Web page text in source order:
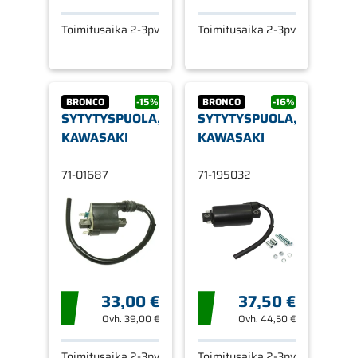
Toimitusaika 2-3pv Toimitusaika 2-3pv
BRONCO -15%
SYTYTYSPUOLA,
KAWASAKI
71-01687
33,00 €
Ovh. 39,00 €
BRONCO -16%
SYTYTYSPUOLA,
KAWASAKI
71-195032
37,50 €
Ovh.44,50 €